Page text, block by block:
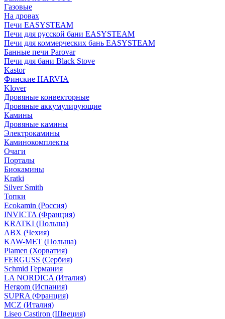
Газовые
На дровах
Печи EASYSTEAM
Печи для русской бани EASYSTEAM
Печи для коммерческих бань EASYSTEAM
Банные печи Parovar
Печи для бани Black Stove
Kastor
Финские HARVIA
Klover
Дровяные конвекторные
Дровяные аккумулирующие
Камины
Дровяные камины
Электрокамины
Каминокомплекты
Очаги
Порталы
Биокамины
Kratki
Silver Smith
Топки
Ecokamin (Россия)
INVICTA (Франция)
KRATKI (Польша)
ABX (Чехия)
KAW-MET (Польша)
Plamen (Хорватия)
FERGUSS (Сербия)
Schmid Германия
LA NORDICA (Италия)
Hergom (Испания)
SUPRA (Франция)
MCZ (Италия)
Liseo Castiron (Швеция)